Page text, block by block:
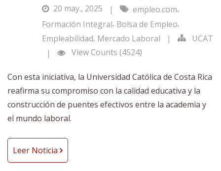
20 may., 2025
| empleo.com,
Formación Integral, Bolsa de Empleo,
Empleabilidad, Mercado Laboral |
UCAT
|
View Counts (4524)
Con esta iniciativa, la Universidad Católica de Costa Rica
reafirma su compromiso con la calidad educativa y la
construcción de puentes efectivos entre la academia y
el mundo laboral.
Leer Noticia